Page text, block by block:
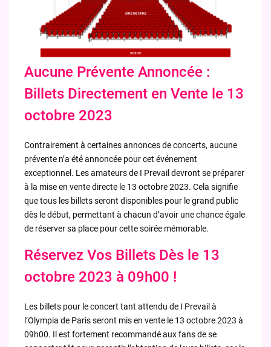
Aucune Prévente Annoncée :
Billets Directement en Vente le 13
octobre 2023
Contrairement à certaines annonces de concerts, aucune
prévente n’a été annoncée pour cet événement
exceptionnel. Les amateurs de I Prevail devront se préparer
à la mise en vente directe le 13 octobre 2023. Cela signifie
que tous les billets seront disponibles pour le grand public
dès le début, permettant à chacun d’avoir une chance égale
de réserver sa place pour cette soirée mémorable.
Réservez Vos Billets Dès le 13
octobre 2023 à 09h00 !
Les billets pour le concert tant attendu de I Prevail à
l’Olympia de Paris seront mis en vente le 13 octobre 2023 à
09h00. Il est fortement recommandé aux fans de se